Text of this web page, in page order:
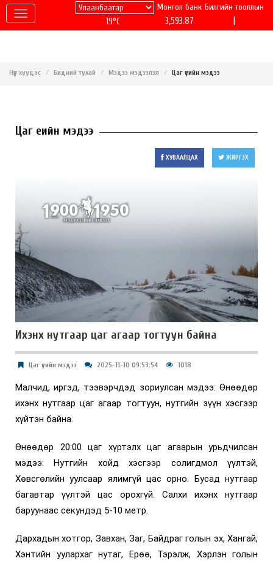
19°C
Монгол банк
3,593.87
Билгийн тооллын
Нүүр хуудас Бидний тухай Мэдээ мэдээлэл Цаг үеийн мэдээ
Цаг үеийн мэдээ
ХУВААЛЦАХ ЖИРГЭХ
Ихэнх нутгаар цаг агаар тогтуун байна
Цаг үеийн мэдээ 2025-11-10 09:53:54 1018
Малчид, иргэд, тээвэрчдэд зориулсан мэдээ: Өнөөдөр
ихэнх нутгаар цаг агаар тогтуун, нутгийн зүүн хэсгээр
хүйтэн байна.
Өнөөдөр 20:00 цаг хүртэлх цаг агаарын урьдчилсан
мэдээ: Нутгийн хойд хэсгээр солигдмол үүлтэй,
Хөвсгөлийн уулсаар ялимгүй цас орно. Бусад нутгаар
багавтар үүлтэй цас орохгүй. Салхи ихэнх нутгаар
баруунаас секундэд 5-10 метр.
Дархадын хотгор, Завхан, Заг, Байдраг голын эх, Хангай,
Хэнтийн уулархаг нутаг, Ерөө, Тэрэлж, Хэрлэн голын